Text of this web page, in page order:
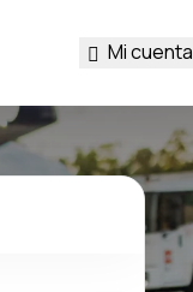
Mi cuenta